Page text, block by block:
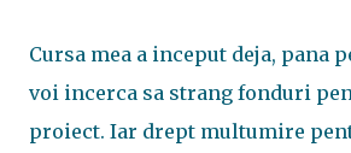
Cursa mea a inceput deja, pana
voi incerca sa strang fonduri
proiect. Iar drept multumire